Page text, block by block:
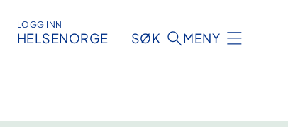
LOGG INN
HELSENORGE SØK MENY